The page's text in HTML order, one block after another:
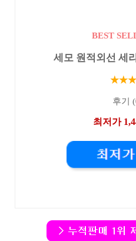
BEST
세모 원적외선 세
후기
최저가